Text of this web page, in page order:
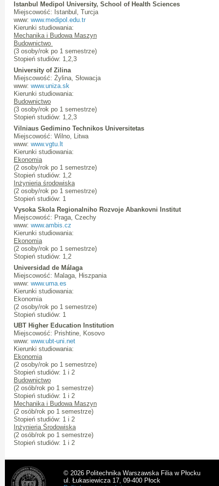
Istanbul Medipol University, School of Health Sciences
Miejscowość: Istanbul, Turcja
www: www.medipol.edu.tr
Kierunki studiowania:
Mechanika i Budowa Maszyn
Budownictwo
(3 osoby/rok po 1 semestrze)
Stopień studiów: 1,2,3
University of Zilina
Miejscowość: Żylina, Słowacja
www: www.uniza.sk
Kierunki studiowania:
Budownictwo
(3 osoby/rok po 1 semestrze)
Stopień studiów: 1,2,3
Vilniaus Gedimino Technikos Universitetas
Miejscowość: Wilno, Litwa
www: www.vgtu.lt
Kierunki studiowania:
Ekonomia
(2 osoby/rok po 1 semestrze)
Stopień studiów: 1,2
Inżynieria środowiska
(2 osoby/rok po 1 semestrze)
Stopień studiów: 1
Vysoka Skola Regionalniho Rozvoje Abankovni Institut
Miejscowość: Praga, Czechy
www: www.ambis.cz
Kierunki studiowania:
Ekonomia
(2 osoby/rok po 1 semestrze)
Stopień studiów: 1,2
Universidad de Málaga
Miejscowość: Malaga, Hiszpania
www: www.uma.es
Kierunki studiowania:
Ekonomia
(2 osoby/rok po 1 semestrze)
Stopień studiów: 1
UBT Higher Education Institution
Miejscowość: Prishtine, Kosovo
www: www.ubt-uni.net
Kierunki studiowania:
Ekonomia
(2 osoby/rok po 1 semestrze)
Stopień studiów: 1 i 2
Budownictwo
(2 osób/rok po 1 semestrze)
Stopień studiów: 1 i 2
Mechanika i Budowa Maszyn
(2 osób/rok po 1 semestrze)
Stopień studiów: 1 i 2
Inżynieria Środowiska
(2 osób/rok po 1 semestrze)
Stopień studiów: 1 i 2
© 2026 Politechnika Warszawska Filia w Płocku
ul. Łukasiewicza 17, 09-400 Płock